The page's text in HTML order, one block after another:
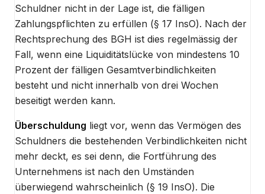
Schuldner nicht in der Lage ist, die fälligen
Zahlungspflichten zu erfüllen (§ 17 InsO). Nach der
Rechtsprechung des BGH ist dies regelmässig der
Fall, wenn eine Liquiditätslücke von mindestens 10
Prozent der fälligen Gesamtverbindlichkeiten
besteht und nicht innerhalb von drei Wochen
beseitigt werden kann.
Überschuldung liegt vor, wenn das Vermögen des
Schuldners die bestehenden Verbindlichkeiten nicht
mehr deckt, es sei denn, die Fortführung des
Unternehmens ist nach den Umständen
überwiegend wahrscheinlich (§ 19 InsO). Die